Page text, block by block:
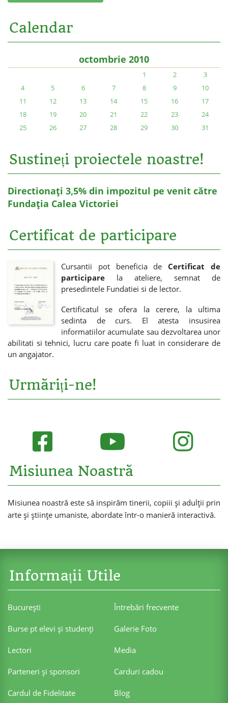
Calendar
octombrie 2010
1 2
3
4
5 6 7 8 9
10
11
12 13 14 15 16
17
18
19 20 21 22 23
24
25
26 27 28 29 30 31
Sustineți proiectele noastre!
Directionați 3,5% din impozitul pe venit către
Fundația Calea Victoriei
Certificat de participare
Cursantii pot beneficia de Certificat de
participare la ateliere, semnat de
presedintele Fundatiei si de lector.
Certificatul se ofera la cerere, la ultima
sedinta de curs. El atesta insusirea
informatiilor acumulate sau dezvoltarea unor
abilitati si tehnici, lucru care poate fi luat in considerare de
un angajator.
Urmăriți-ne!
Misiunea Noastră
Misiunea noastră este să inspirăm tinerii, copiii și adulții prin
arte și științe umaniste, abordate într-o manieră interactivă.
Informații Utile
Bucureşti Întrebări frecvente
Burse pt elevi şi studenţi Galerie Foto
Lectori Media
Parteneri şi sponsori Carduri cadou
Cardul de Fidelitate Blog